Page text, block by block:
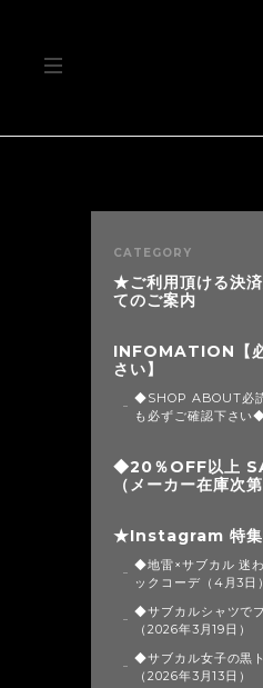
CATEGORY
★ご利用頂ける決
てのご案内
INFOMATION【
さい】
◆SHOP ABOUT必
も必ずご確認下さい
◆20％OFF以上
（メーカー在庫次
★Instagram 特集
◆地雷×サブカル 迷
ックコーデ（4月3日）
◆サブカルシャツで
（2026年3月19日）
◆サブカル女子の黒
（2026年3月13日）